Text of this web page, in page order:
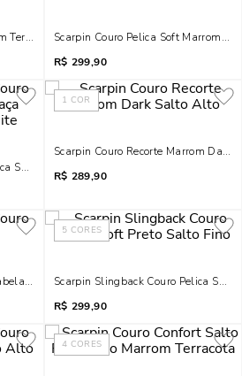
Terracota Bico Fino Salto Baixo
Scarpin Couro Pelica Soft Marrom
R$ 299,90
Salto Baixo Taça Marrom Doce De Leite
1 COR
Scarpin Couro Recorte Marrom Dark
R$ 289,90
Roxo
5 CORES
Scarpin Slingback Couro Pelica Soft
R$ 299,90
4 CORES